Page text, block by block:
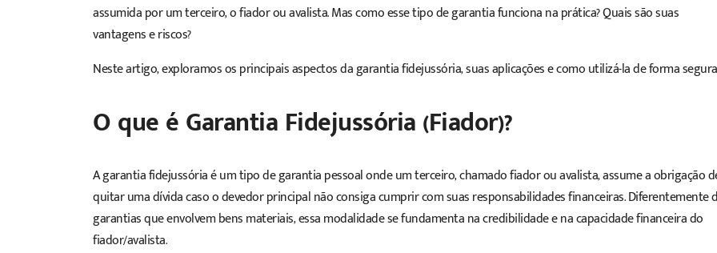
assumida por um terceiro, o fiador ou avalista. Mas como esse tipo de garantia funciona na prática? Quais são suas
vantagens e riscos?
Neste artigo, exploramos os principais aspectos da garantia fidejussória, suas aplicações e como utilizá-la de forma
O que é Garantia Fidejussória (Fiador)?
A garantia fidejussória é um tipo de garantia pessoal onde um terceiro, chamado fiador ou avalista, assume a obrigação
quitar uma dívida caso o devedor principal não consiga cumprir com suasresponsabilidades financeiras. Diferentemente
garantias que envolvem bens materiais, essa modalidade se fundamenta na credibilidade e na capacidade financeira do
fiador/avalista.